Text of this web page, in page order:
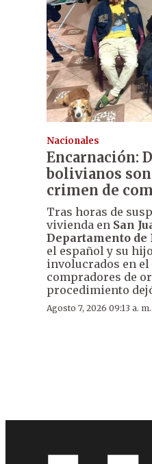
Nacionales
Encarnación:
bolivianos
crimen de
Tras horas de
vivienda en San
Departamento de
el español y su
involucrados en
compradores de
procedimiento
Agosto 7, 2026 09:13 a. m.